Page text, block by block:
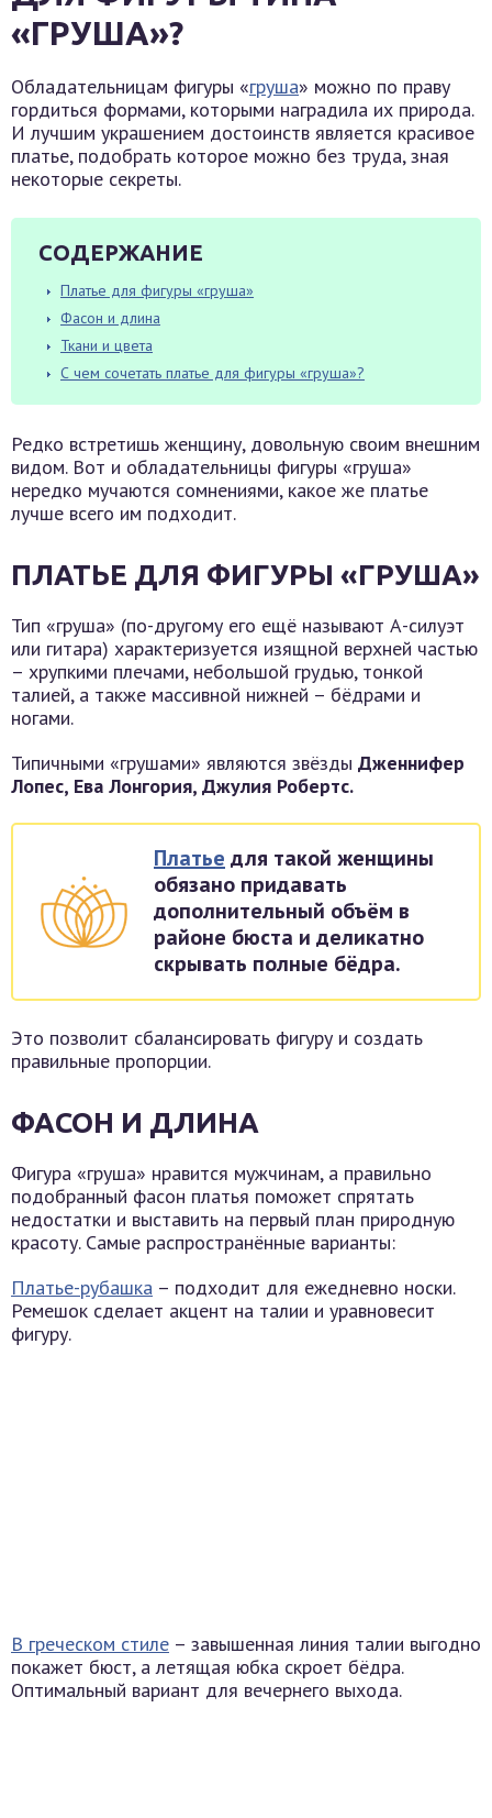
«ГРУША»?
Обладательницам фигуры «груша» можно по праву
гордиться формами, которыми наградила их природа.
И лучшим украшением достоинств является красивое
платье, подобрать которое можно без труда, зная
некоторые секреты.
СОДЕРЖАНИЕ
Платье для фигуры «груша»
Фасон и длина
Ткани и цвета
С чем сочетать платье для фигуры «груша»?
Редко встретишь женщину, довольную своим внешним
видом. Вот и обладательницы фигуры «груша»
нередко мучаются сомнениями, какое же платье
лучше всего им подходит.
ПЛАТЬЕ ДЛЯ ФИГУРЫ «ГРУША»
Тип «груша» (по-другому его ещё называют А-силуэт
или гитара) характеризуется изящной верхней частью
– хрупкими плечами, небольшой грудью, тонкой
талией, а также массивной нижней – бёдрами и
ногами.
Типичными «грушами» являются звёзды Дженнифер
Лопес, Ева Лонгория, Джулия Робертс.
Платье для такой женщины
обязано придавать
дополнительный объём в
районе бюста и деликатно
скрывать полные бёдра.
Это позволит сбалансировать фигуру и создать
правильные пропорции.
ФАСОН И ДЛИНА
Фигура «груша» нравится мужчинам, а правильно
подобранный фасон платья поможет спрятать
недостатки и выставить на первый план природную
красоту. Самые распространённые варианты:
Платье-рубашка – подходит для ежедневно носки.
Ремешок сделает акцент на талии и уравновесит
фигуру.
В греческом стиле – завышенная линия талии выгодно
покажет бюст, а летящая юбка скроет бёдра.
Оптимальный вариант для вечернего выхода.